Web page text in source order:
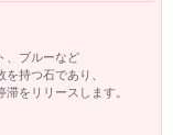
、ブルーなど
持つ石であり、
をリリースします。